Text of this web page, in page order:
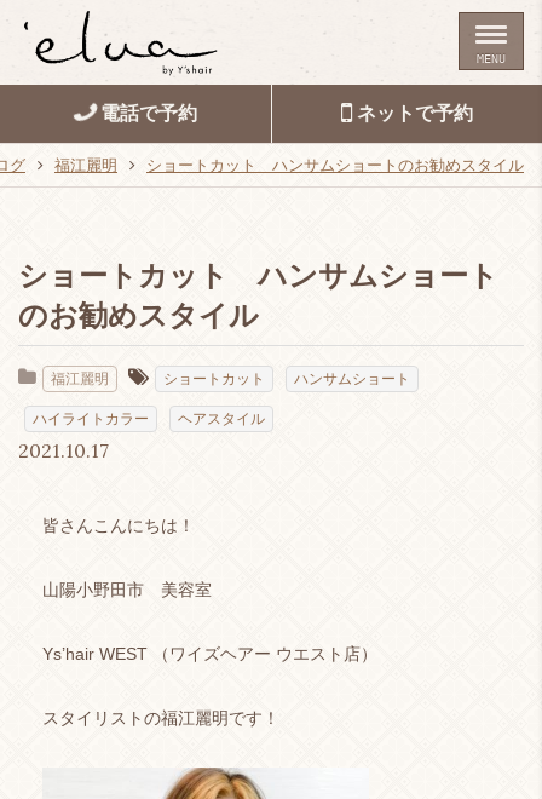
電話で予約 ネットで予約
グ 福江麗明 ショートカット ハンサムショートのお勧めスタイル
ショートカット ハンサムショート
のお勧めスタイル
福江麗明 ショートカット ハンサムショート
ハイライトカラー ヘアスタイル
2021.10.17
皆さんこんにちは！
山陽小野田市 美容室
Ys’hair WEST （ワイズヘアー ウエスト店）
スタイリストの福江麗明です！
MENU